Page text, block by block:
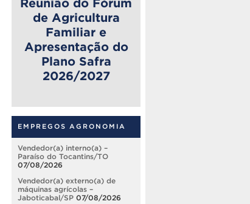
Reunião do Fórum
de Agricultura
Familiar e
Apresentação do
Plano Safra
2026/2027
EMPREGOS AGRONOMIA
Vendedor(a) interno(a) –
Paraíso do Tocantins/TO
07/08/2026
Vendedor(a) externo(a) de
máquinas agrícolas –
Jaboticabal/SP 07/08/2026